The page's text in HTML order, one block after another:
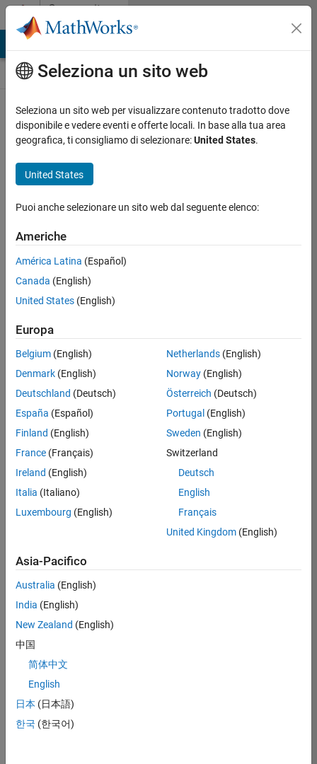
Vai al contenutoCommunity
Contests
Create and remix
entries are only
available on
desktop
Back to Gallery
/
Symme
try
on 7
2021
Copy
[x,y]=meshgrid(-20:.01:20);
mesh(x,y,sin(x).*sin(y).*log(abs(x)).*log(abs(y)))
colormap(gca,'colorcube'
view(0,90)
Seleziona un sito web
Seleziona un sito web per visualizzare contenuto tradotto dove
disponibile e vedere eventi e offerte locali. In base alla tua area
geografica, ti consigliamo di selezionare:United States.
United States
Puoi anche selezionare un sito web dal seguente elenco:
Americhe
América Latina (Español)
Canada (English)
United States (English)
Europa
Belgium (English)
Denmark (English)
Deutschland (Deutsch)
España (Español)
Finland (English)
France (Français)
Ireland (English)
Italia (Italiano)
Luxembourg (English)
Netherlands(English)
Norway(English)
Österreich (Deutsch)
Portugal (English)
Sweden (English)
Switzerland
Deutsch
English
Français
United Kingdom(English)
Asia-Pacifico
Australia (English)
India (English)
New Zealand (English)
中国
简体中文
English
日本 (日本語)
한국 (한국어)